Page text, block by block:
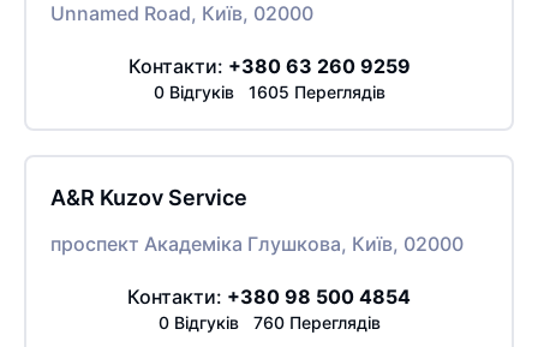
Unnamed Road, Київ, 02000
Контакти: +380 63 260 9259
0 Відгуків 1605 Переглядів
A&R Kuzov Service
проспект Академіка Глушкова, Київ, 02000
Контакти: +380 98 500 4854
0 Відгуків 760 Переглядів